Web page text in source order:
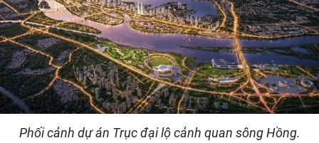
Phối cảnh dự án Trục đại lộ cảnh quan sông Hồng.